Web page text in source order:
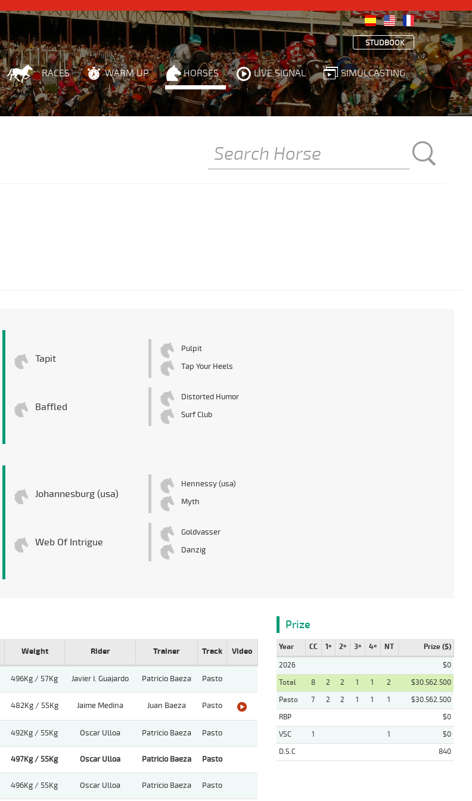
STUDBOOK
RACES WARM UP HORSES LIVE SIGNAL SIMULCASTING
Tapit
Pulpit
Tap Your Heels
Baffled
Distorted Humor
Surf Club
Johannesburg (usa)
Hennessy (usa)
Myth
Web Of Intrigue
Goldvasser
Danzig
Weight Rider Trainer Track Video
496Kg / 57Kg Javier I. Guajardo Patricio Baeza Pasto
482Kg / 55Kg Jaime Medina Juan Baeza Pasto
492Kg / 55Kg Oscar Ulloa Patricio Baeza Pasto
497Kg / 55Kg Oscar Ulloa Patricio Baeza Pasto
496Kg / 55Kg Oscar Ulloa Patricio Baeza Pasto
Prize
Year CC 1º 2º 3º 4º NT Prize ($)
2026
$0
Total
8 2 2 1 1 2
$30.562.500
Pasto
7 2 2 1 1 1
$30.562.500
RBP
$0
VSC
1 1
$0
D.S.C
840